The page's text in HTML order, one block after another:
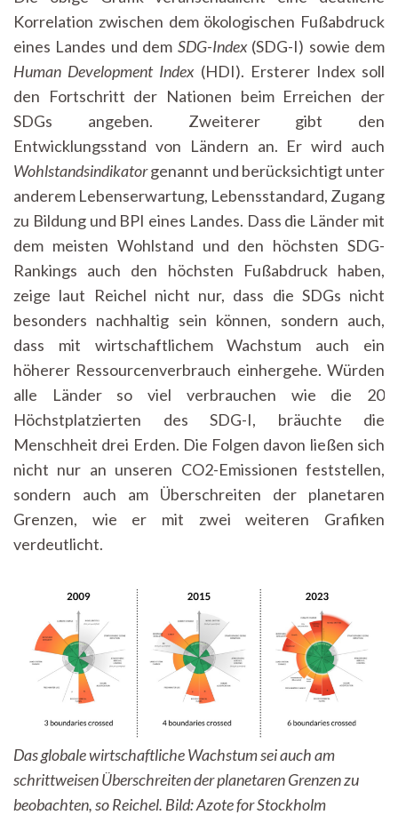
Korrelation zwischen dem ökologischen Fußabdruck
eines Landes und dem SDG-Index(SDG-I) sowie dem
Human Development Index(HDI). Ersterer Index soll
den Fortschritt der Nationen beim Erreichen der
SDGs angeben. Zweiterer gibt den
Entwicklungsstand von Ländern an. Er wird auch
Wohlstandsindikatorgenannt und berücksichtigt unter
anderem Lebenserwartung, Lebensstandard, Zugang
zu Bildung und BPI eines Landes. Dass die Länder mit
dem meisten Wohlstand und den höchsten SDG-
Rankings auch den höchsten Fußabdruck haben,
zeige laut Reichel nicht nur, dass die SDGs nicht
besonders nachhaltig sein können, sondern auch,
dass mit wirtschaftlichem Wachstum auch ein
höherer Ressourcenverbrauch einhergehe. Würden
alle Länder so viel verbrauchen wie die 20
Höchstplatzierten des SDG-I, bräuchte die
Menschheit drei Erden. Die Folgen davon ließen sich
nicht nur an unseren CO2-Emissionen feststellen,
sondern auch am Überschreiten der planetaren
Grenzen, wie er mit zwei weiteren Grafiken
verdeutlicht.
Das globale wirtschaftliche Wachstum sei auch am
schrittweisen Überschreiten der planetaren Grenzen zu
beobachten, so Reichel. Bild: Azote for Stockholm